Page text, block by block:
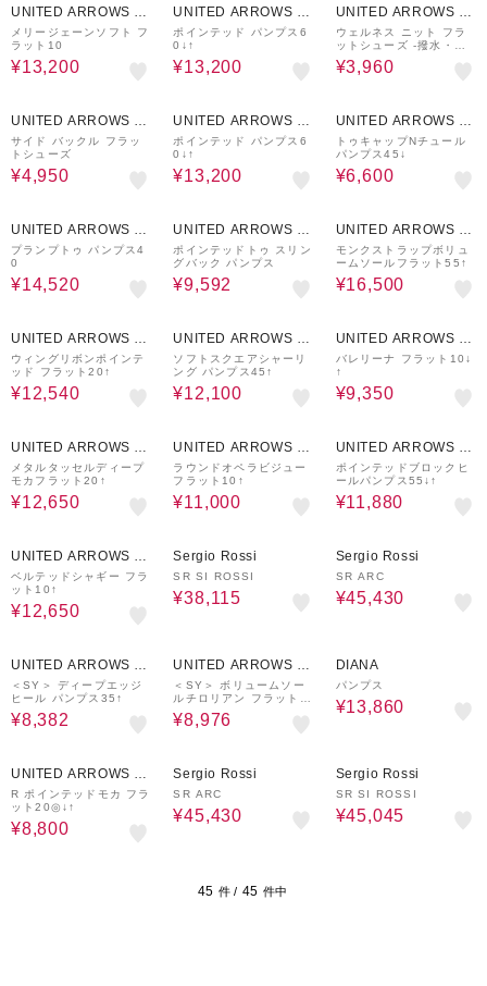
UNITED ARROWS O
UTLET
メリージェーンソフト フ
ラット10
¥13,200
UNITED ARROWS O
UTLET
ポインテッド パンプス6
0↓↑
¥13,200
UNITED ARROWS O
UTLET
ウェルネス ニット フラ
ットシューズ -撥水・ウ
ォッシャブル-
¥3,960
UNITED ARROWS O
UTLET
サイド バックル フラッ
トシューズ
¥4,950
UNITED ARROWS O
UTLET
ポインテッド パンプス6
0↓↑
¥13,200
UNITED ARROWS O
UTLET
トゥキャップNチュール
パンプス45↓
¥6,600
UNITED ARROWS O
UTLET
プランプトゥ パンプス4
0
¥14,520
UNITED ARROWS O
UTLET
ポインテッドトゥ スリン
グバック パンプス
¥9,592
UNITED ARROWS O
UTLET
モンクストラップボリュ
ームソールフラット55↑
¥16,500
UNITED ARROWS O
UTLET
ウィングリボンポインテ
ッド フラット20↑
¥12,540
UNITED ARROWS O
UTLET
ソフトスクエアシャーリ
ング パンプス45↑
¥12,100
UNITED ARROWS O
UTLET
バレリーナ フラット10↓
↑
¥9,350
UNITED ARROWS O
UTLET
メタルタッセルディープ
モカフラット20↑
¥12,650
UNITED ARROWS O
UTLET
ラウンドオペラビジュー
フラット10↑
¥11,000
UNITED ARROWS O
UTLET
ポインテッドブロックヒ
ールパンプス55↓↑
¥11,880
UNITED ARROWS O
UTLET
ベルテッドシャギー フラ
ット10↑
¥12,650
Sergio Rossi
SR SI ROSSI
¥38,115
Sergio Rossi
SR ARC
¥45,430
UNITED ARROWS O
UTLET
＜SY＞ ディープエッジ
ヒール パンプス35↑
¥8,382
UNITED ARROWS O
UTLET
＜SY＞ ボリュームソー
ルチロリアン フラット5
5↑
¥8,976
DIANA
パンプス
¥13,860
UNITED ARROWS O
UTLET
R ポインテッドモカ フラ
ット20◎↓↑
¥8,800
Sergio Rossi
SR ARC
¥45,430
Sergio Rossi
SR SI ROSSI
¥45,045
45 件 / 45 件中